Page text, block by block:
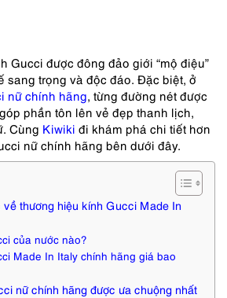
Gucci được đông đảo giới “mộ điệu”
sang trọng và độc đáo. Đặc biệt, ở
nữ chính hãng, từng đường nét được
phần tôn lên vẻ đẹp thanh lịch,
Cùng Kiwiki đi khám phá chi tiết hơn
nữ chính hãng bên dưới đây.
thương hiệu kính Gucci Made In
của nước nào?
Made In Italy chính hãng giá bao
nữ chính hãng được ưa chuộng nhất